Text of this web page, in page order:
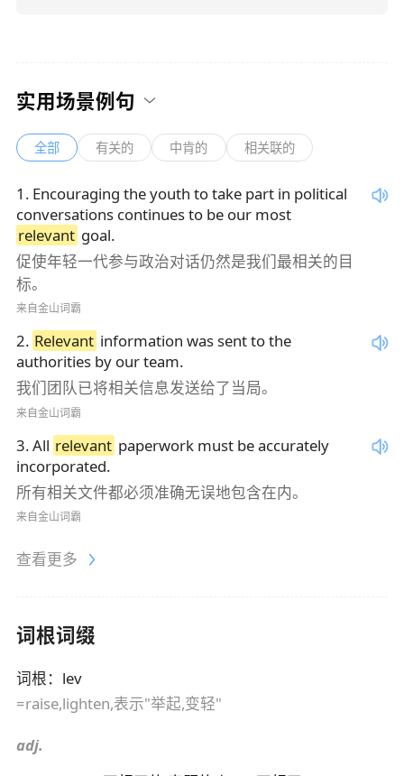
实用场景例句
全部 有关的 中肯的 相关联的
1 . Encouraging the youth to take part in political
conversations continues to be our most
relevant goal.
促使年轻一代参与政治对话仍然是我们最相关的目
标。
来自金山词霸
2. Relevant information was sent to the
authorities by our team.
我们团队已将相关信息发送给了当局。
来自金山词霸
3.All relevant paperwork must be accurately
incorporated.
所有相关文件都必须准确无误地包含在内。
来自金山词霸
查看更多
词根词缀
词根： lev
=raise,lighten,表示"举起,变轻"
adj.